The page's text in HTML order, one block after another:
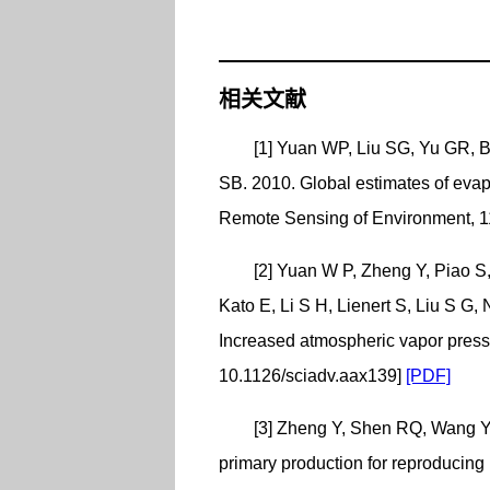
相关文献
[1] Yuan WP, Liu SG, Yu GR,
SB. 2010. Global estimates of
Remote Sensing of Environment,
[2] Yuan W P, Zheng Y, Piao
Kato E, Li S H, Lienert S, Liu S G,
Increased atmospheric vapor
10.1126/sciadv.aax139] [PDF]
[3] Zheng Y, Shen RQ, Wang
primary production for